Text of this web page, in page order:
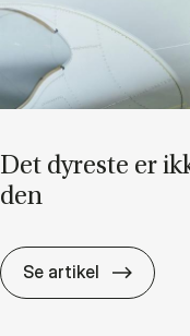
Det dy­re­ste er
den
Se artikel Det